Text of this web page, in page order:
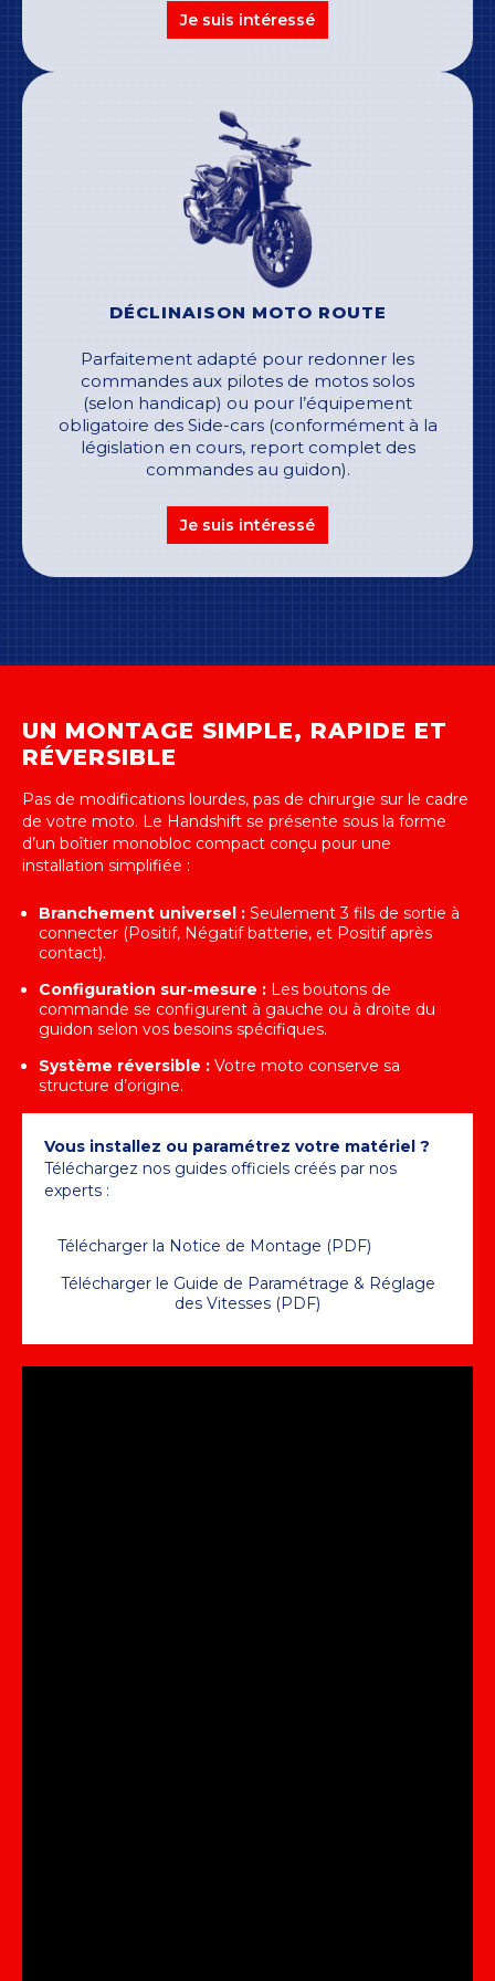
Je suis intéressé
DÉCLINAISON MOTO ROUTE
Parfaitement adapté pour redonner les
commandes aux pilotes de motos solos
(selon handicap) ou pour l’équipement
obligatoire des Side-cars (conformément à la
législation en cours, report complet des
commandes au guidon).
Je suis intéressé
UN MONTAGE SIMPLE, RAPIDE ET
RÉVERSIBLE
Pas de modifications lourdes, pas de chirurgie sur le cadre
de votre moto. Le Handshift se présente sous la forme
d’un boîtier monobloc compact conçu pour une
installation simplifiée :
Branchement universel : Seulement 3 fils de sortie à
connecter (Positif, Négatif batterie, et Positif après
contact).
Configuration sur-mesure : Les boutons de
commande se configurent à gauche ou à droite du
guidon selon vos besoins spécifiques.
Système réversible : Votre moto conserve sa
structure d’origine.
Vous installez ou paramétrez votre matériel ?
Téléchargez nos guides officiels créés par nos
experts :
Télécharger la Notice de Montage (PDF)
Télécharger le Guide de Paramétrage & Réglage
des Vitesses (PDF)